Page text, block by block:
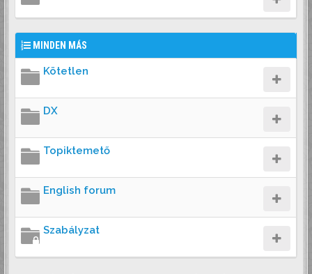
MINDEN MÁS
Kötetlen
DX
Topiktemető
English forum
Szabályzat